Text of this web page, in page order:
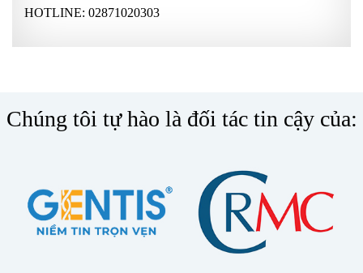
HOTLINE: 02871020303
Chúng tôi tự hào là đối tác tin cậy của: